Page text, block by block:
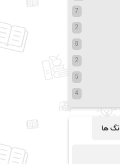
7
2
8
2
5
4
تگ ها